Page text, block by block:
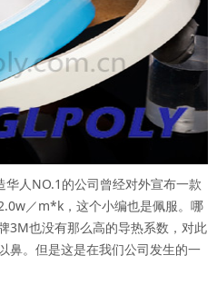
人NO.1的公司曾经对外宣布一款
／m*k，这个小编也是佩服。哪
3M也没有那么高的导热系数，对此
鼻。但是这是在我们公司发生的一